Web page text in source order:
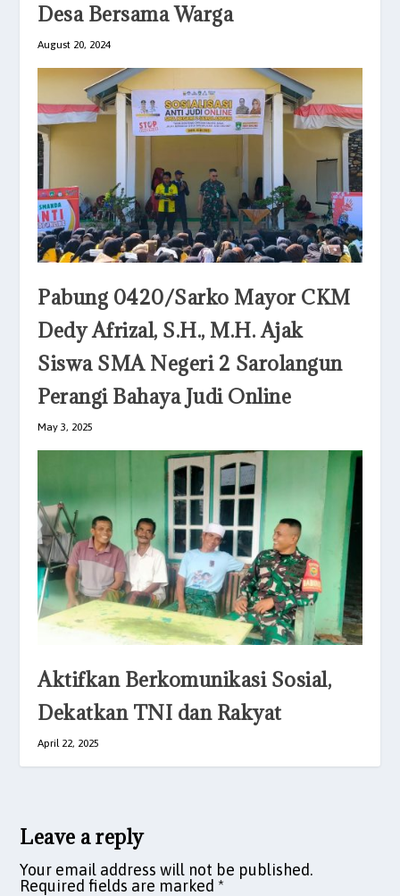
Desa Bersama Warga
August 20, 2024
Pabung 0420/Sarko Mayor CKM
Dedy Afrizal, S.H., M.H. Ajak
Siswa SMA Negeri 2 Sarolangun
Perangi Bahaya Judi Online
May 3, 2025
Aktifkan Berkomunikasi Sosial,
Dekatkan TNI dan Rakyat
April 22, 2025
Leave a reply
Your email address will not be published.
Required fields are marked *